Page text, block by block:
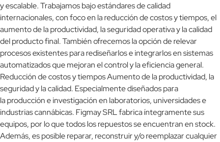
y escalable. Trabajamos bajo estándares de calidad
internacionales, con foco en la reducción de costos y tiempos, el
aumento de la productividad, la seguridad operativa y la calidad
del producto final. También ofrecemos la opción de relevar
procesos existentes para rediseñarlos e integrarlos en sistemas
automatizados que mejoran el control y la eficiencia general.
Reducción de costos y tiempos Aumento de la productividad, la
seguridad y la calidad. Especialmente diseñados para
la producción e investigación en laboratorios, universidades e
industrias cannábicas. Figmay SRL fabrica íntegramente sus
equipos, por lo que todos los repuestos se encuentran en stock.
Además, es posible reparar, reconstruir y/o reemplazar cualquier